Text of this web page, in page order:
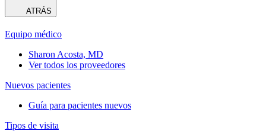
ATRÁS
Equipo médico
Sharon Acosta, MD
Ver todos los proveedores
Nuevos pacientes
Guía para pacientes nuevos
Tipos de visita